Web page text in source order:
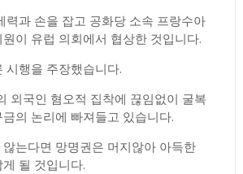
력과 손을 잡고 공화당 소속 프랑수아
이 유럽 의회에서 협상한 것입니다.
시행을 주장했습니다.
외국인 혐오적 집착에 끊임없이 굴복
의 논리에 빠져들고 있습니다.
는다면 망명권은 머지않아 아득한
될 것입니다.